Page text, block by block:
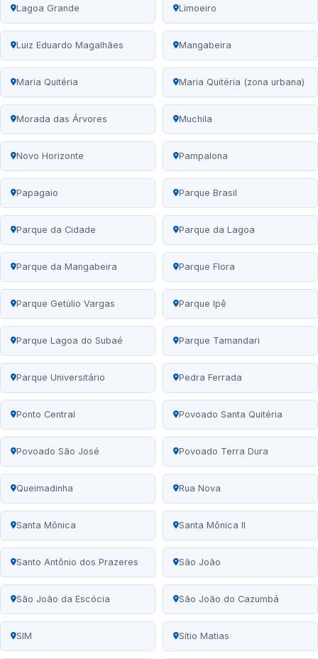
Lagoa Grande Limoeiro
Luiz Eduardo Magalhães Mangabeira
Maria Quitéria Maria Quitéria (zona urbana)
Morada das Árvores Muchila
Novo Horizonte Pampalona
Papagaio Parque Brasil
Parque da Cidade Parque da Lagoa
Parque da Mangabeira Parque Flora
Parque Getúlio Vargas Parque Ipê
Parque Lagoa do Subaé Parque Tamandari
Parque Universitário Pedra Ferrada
Ponto Central Povoado Santa Quitéria
Povoado São José Povoado Terra Dura
Queimadinha Rua Nova
Santa Mônica Santa Mônica II
Santo Antônio dos Prazeres São João
São João da Escócia São João do Cazumbá
SIM Sítio Matias